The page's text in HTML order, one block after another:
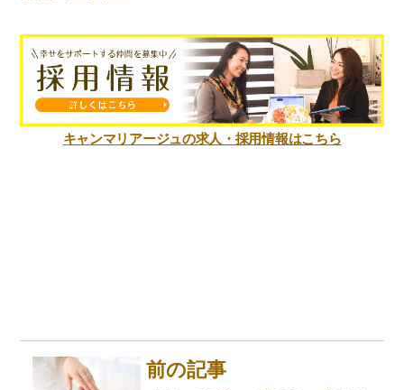
キャンマリアージュの求人・採用情報はこちら
前の記事